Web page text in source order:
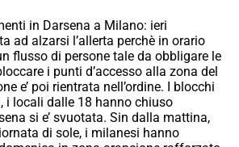
in Darsena a Milano: ieri
ad alzarsi l’allerta perchè in orario
flusso di persone tale da obbligare le
i punti d’accesso alla zona del
e’ poi rientrata nell’ordine. I blocchi
i locali dalle 18 hanno chiuso
si e’ svuotata. Sin dalla mattina,
di sole, i milanesi hanno